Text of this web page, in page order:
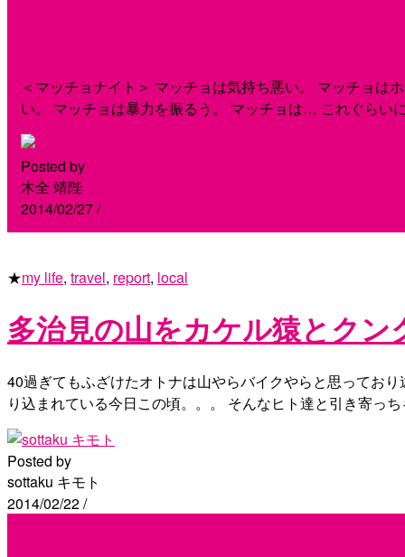
＜マッチョナイト＞ マッチョは気持ち悪い。 マッチョは
い。 マッチョは暴力を振るう。 マッチョは… これぐらい
Posted by
木全 靖陛
2014/02/27/
★my life, travel, report, local
多治見の山をカケル猿とク
40過ぎてもふざけたオトナは山やらバイクやらと思ってお
り込まれている今日この頃。。。 そんなヒト達と引き寄っ
Posted by
sottaku キモト
2014/02/22/